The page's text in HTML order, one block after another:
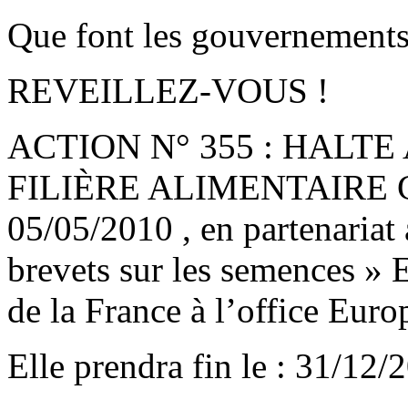
Que font les
REVEILLEZ-VOUS !
ACTION N° 355 :
FILIÈRE ALIMENTAIRE
05/05/2010 , en
brevets sur les semences »
de la France à l’office
Elle prendra fin le : 31/12/